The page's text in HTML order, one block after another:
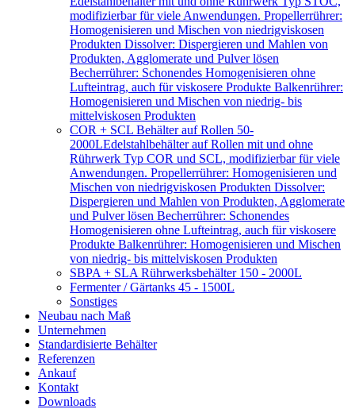
modifizierbar für viele Anwendungen. Propellerrührer:
Homogenisieren und Mischen von niedrigviskosen
Produkten Dissolver: Dispergieren und Mahlen von
Produkten, Agglomerate und Pulver lösen
Becherrührer: Schonendes Homogenisieren ohne
Lufteintrag, auch für viskosere Produkte Balkenrührer:
Homogenisieren und Mischen von niedrig- bis
mittelviskosen Produkten
COR + SCL Behälter auf Rollen 50-
2000LEdelstahlbehälter auf Rollen mit und ohne
Rührwerk Typ COR und SCL, modifizierbar für viele
Anwendungen. Propellerrührer: Homogenisieren und
Mischen von niedrigviskosen Produkten Dissolver:
Dispergieren und Mahlen von Produkten, Agglomerate
und Pulver lösen Becherrührer: Schonendes
Homogenisieren ohne Lufteintrag, auch für viskosere
Produkte Balkenrührer: Homogenisieren und Mischen
von niedrig- bis mittelviskosen Produkten
SBPA + SLA Rührwerksbehälter 150 - 2000L
Fermenter / Gärtanks 45 - 1500L
Sonstiges
Neubau nach Maß
Unternehmen
Standardisierte Behälter
Referenzen
Ankauf
Kontakt
Downloads